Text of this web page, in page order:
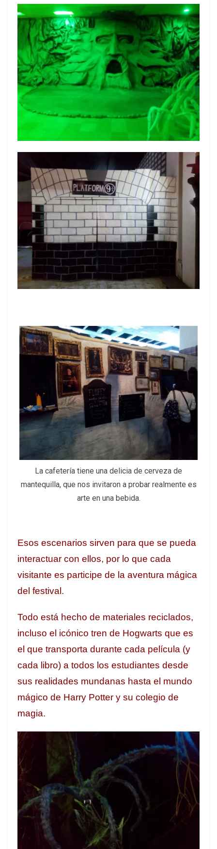
La cafetería tiene una delicia de cerveza de
mantequilla, que nos invitaron a probar realmente es
arte en una bebida.
Esos escenarios sirven para que se pueda
interactuar con ellos, por lo que cada
visitante es participe de la aventura mágica
del festival.
Todo está hecho de materiales reciclados,
incluso el icónico tren de Hogwarts que es
el que transporta durante cada película (y
cada libro) a todos los estudiantes desde
sus realidades mundanas hasta el mundo
mágico de Harry Potter y su colegio de
magia.